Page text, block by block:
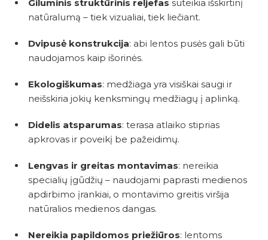
Giluminis struktūrinis reljefas suteikia išskirtinį
natūralumą – tiek vizualiai, tiek liečiant.
Dvipusė konstrukcija: abi lentos pusės gali būti
naudojamos kaip išorinės.
Ekologiškumas: medžiaga yra visiškai saugi ir
neišskiria jokių kenksmingų medžiagų į aplinką.
Didelis atsparumas: terasa atlaiko stiprias
apkrovas ir poveikį be pažeidimų.
Lengvas ir greitas montavimas: nereikia
specialių įgūdžių – naudojami paprasti medienos
apdirbimo įrankiai, o montavimo greitis viršija
natūralios medienos dangas.
Nereikia papildomos priežiūros: lentoms